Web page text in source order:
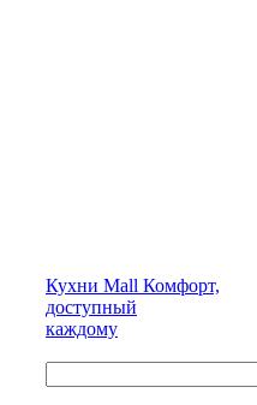
Кухни Mall Комфорт,
доступный
каждому